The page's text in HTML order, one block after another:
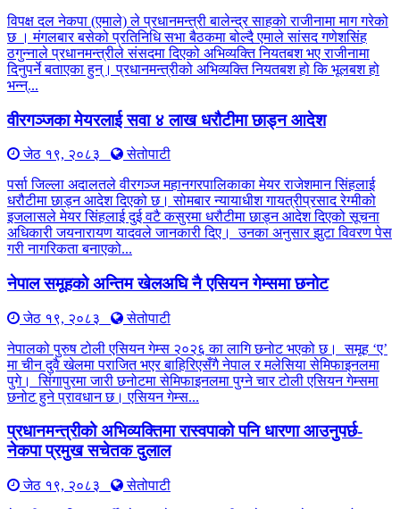
विपक्ष दल नेकपा (एमाले) ले प्रधानमन्त्री बालेन्द्र साहको राजीनामा माग गरेको
छ । मंगलबार बसेको प्रतिनिधि सभा बैठकमा बोल्दै एमाले सांसद गणेशसिंह
ठगुन्नाले प्रधानमन्त्रीले संसदमा दिएको अभिव्यक्ति नियतबश भए राजीनामा
दिनुपर्ने बताएका हुन्। प्रधानमन्त्रीको अभिव्यक्ति नियतबश हो कि भूलबश हो
भन्न्...
वीरगञ्जका मेयरलाई सवा ४ लाख धरौटीमा छाड्न आदेश
जेठ १९, २०८३
सेतोपाटी
पर्सा जिल्ला अदालतले वीरगञ्ज महानगरपालिकाका मेयर राजेशमान सिंहलाई
धरौटीमा छाड्न आदेश दिएको छ। सोमबार न्यायाधीश गायत्रीप्रसाद रेग्मीको
इजलासले मेयर सिंहलाई दुई वटै कसुरमा धरौटीमा छाड्न आदेश दिएको सूचना
अधिकारी जयनारायण यादवले जानकारी दिए। उनका अनुसार झुटा विवरण पेस
गरी नागरिकता बनाएको...
नेपाल समूहको अन्तिम खेलअघि नै एसियन गेम्समा छनोट
जेठ १९, २०८३
सेतोपाटी
नेपालको पुरुष टोली एसियन गेम्स २०२६ का लागि छनोट भएको छ। समूह ‘ए’
मा चीन दुवै खेलमा पराजित भएर बाहिरिएसँगै नेपाल र मलेसिया सेमिफाइनलमा
पुगे। सिंगापुरमा जारी छनोटमा सेमिफाइनलमा पुग्ने चार टोली एसियन गेम्समा
छनोट हुने प्रावधान छ। एसियन गेम्स...
प्रधानमन्त्रीको अभिव्यक्तिमा रास्वपाको पनि धारणा आउनुपर्छ-
नेकपा प्रमुख सचेतक दुलाल
जेठ १९, २०८३
सेतोपाटी